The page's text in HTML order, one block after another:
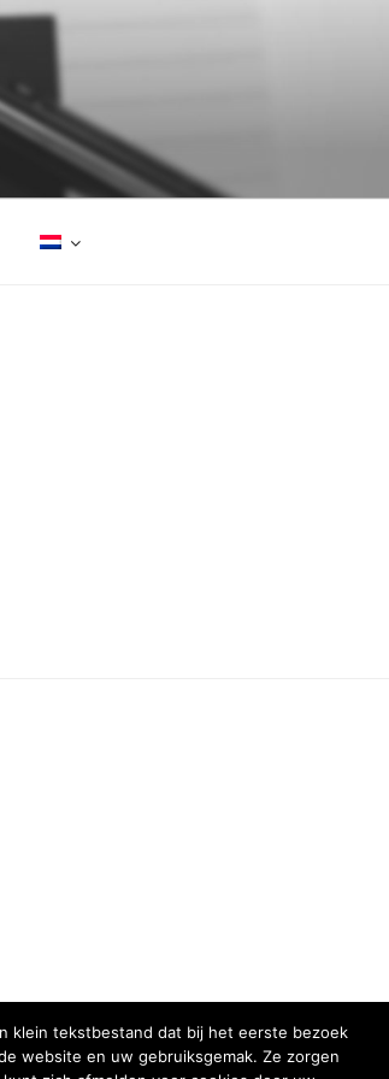
klein tekstbestand dat bij het eerste bezoek
website en uw gebruiksgemak. Ze zorgen